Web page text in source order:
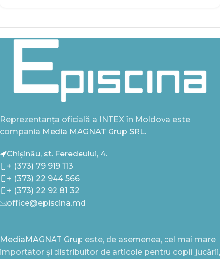
Reprezentanța oficială a INTEX în Moldova este
compania Media MAGNAT Grup SRL.
Chișinău, st. Feredeului, 4.
+ (373) 79 919 113
+ (373) 22 944 566
+ (373) 22 92 81 32
office@episcina.md
MediaMAGNAT Grup este, de asemenea, cel mai mare
importator și distribuitor de articole pentru copii, jucării,